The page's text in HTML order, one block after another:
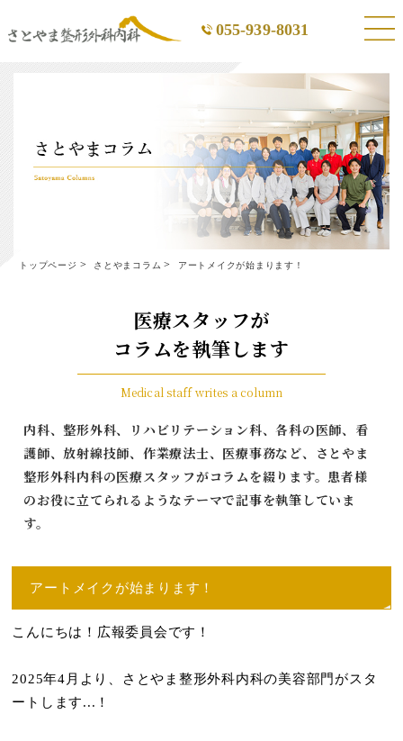
055-939-8031
トップページ さとやまコラム アートメイクが始まります！
医療スタッフが
コラムを執筆します
Medical staff writes a column
内科、整形外科、リハビリテーション科、各科の医師、看
護師、放射線技師、作業療法士、医療事務など、さとやま
整形外科内科の医療スタッフがコラムを綴ります。患者様
のお役に立てられるようなテーマで記事を執筆していま
す。
アートメイクが始まります！
こんにちは！広報委員会です！
2025年4月より、さとやま整形外科内科の美容部門がスタ
ートします...！